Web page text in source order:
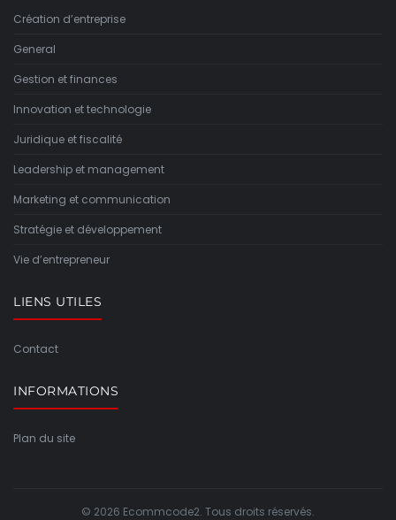
Création d’entreprise
General
Gestion et finances
Innovation et technologie
Juridique et fiscalité
Leadership et management
Marketing et communication
Stratégie et développement
Vie d’entrepreneur
LIENS UTILES
Contact
INFORMATIONS
Plan du site
© 2026 Ecommcode2. Tous droits réservés.